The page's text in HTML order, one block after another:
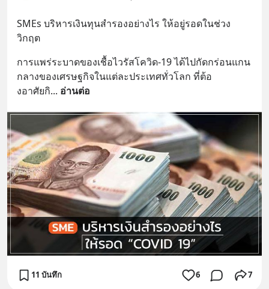
SMEs บริหารเงินทุนสำรองอย่างไร ให้อยู่รอดในช่วง
วิกฤต
การแพร่ระบาดของเชื้อไวรัสโควิด-19 ได้ไปกัดกร่อนแกน
กลางของเศรษฐกิจในแต่ละประเทศทั่วโลก ที่ต้อ
งอาศัยกิ... อ่านต่อ
11 บันทึก 6 7